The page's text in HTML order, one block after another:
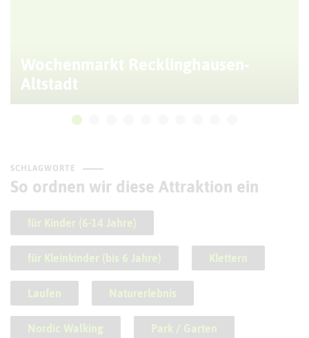
Wochenmarkt Recklinghausen-
Altstadt
SCHLAGWORTE
So ordnen wir diese Attraktion ein
für Kinder (6-14 Jahre)
für Kleinkinder (bis 6 Jahre) Klettern
Laufen Naturerlebnis
Nordic Walking Park / Garten